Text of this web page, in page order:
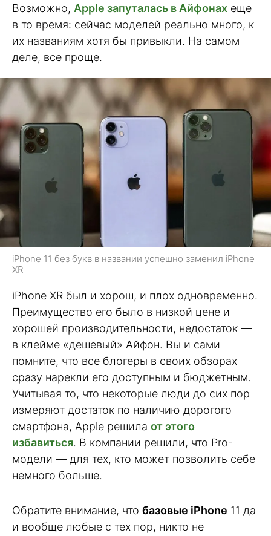
Возможно, Apple запуталась в Айфонах еще
в то время: сейчас моделей реально много, к
их названиям хотя бы привыкли. На самом
деле, все проще.
iPhone 11 без букв в названии успешно заменил iPhone
XR
iPhone XR был и хорош, и плох одновременно.
Преимущество его было в низкой цене и
хорошей производительности, недостаток —
в клейме «дешевый» Айфон. Вы и сами
помните, что все блогеры в своих обзорах
сразу нарекли его доступным и бюджетным.
Учитывая то, что некоторые люди до сих пор
измеряют достаток по наличию дорогого
смартфона, Apple решила от этого
избавиться. В компании решили, что Pro-
модели — для тех, кто может позволить себе
немного больше.
Обратите внимание, что базовые iPhone 11 да
и вообще любые с тех пор, никто не